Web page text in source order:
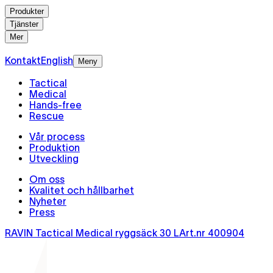
Produkter
Tjänster
Mer
KontaktEnglish Meny
Tactical
Medical
Hands-free
Rescue
Vår process
Produktion
Utveckling
Om oss
Kvalitet och hållbarhet
Nyheter
Press
RAVIN Tactical Medical ryggsäck 30 LArt.nr 400904